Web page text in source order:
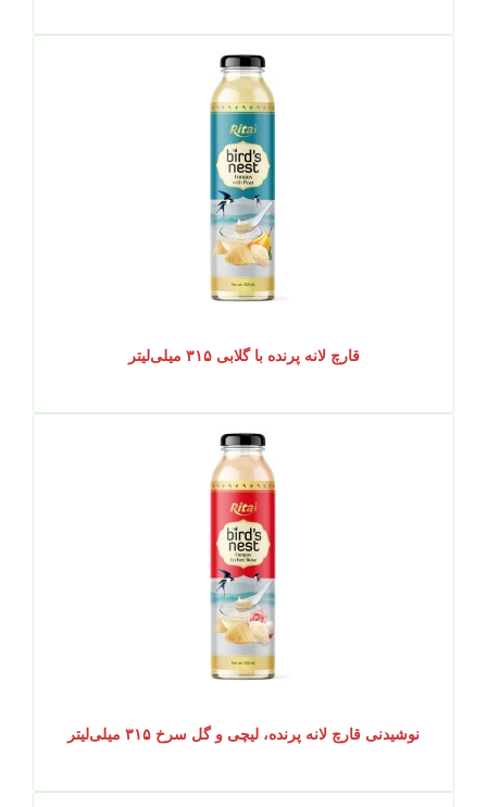
قارچ لانه پرنده با گلابی ۳۱۵ میلی‌لیتر
نوشیدنی قارچ لانه پرنده، لیچی و گل سرخ ۳۱۵ میلی‌لیتر